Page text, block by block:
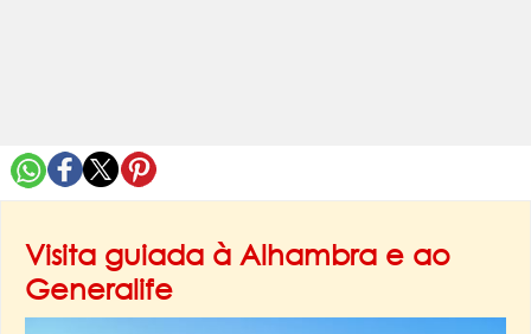
Visita guiada à Alhambra e ao
Generalife